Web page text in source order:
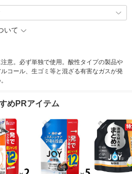
いて
意。必ず単独で使用。酸性タイプの製品や
コール、生ゴミ等と混ざる有害なガスが発
めPRアイテム